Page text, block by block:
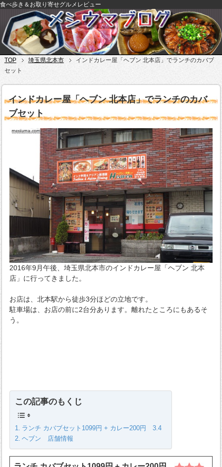
食べ歩き＆お取り寄せグルメレビュー
TOP 埼玉県北本市
インドカレー屋「ヘブン 北本店」でランチのカバブ
セット
インドカレー屋「ヘブン 北本店」でランチのカバ
ブセット
2016年9月午後、埼玉県北本市のインドカレー屋「ヘブン 北本
店」に行ってきました。
お店は、北本駅から徒歩3分ほどの立地です。
駐車場は、お店の前に2台分あります。離れたところにもあるそ
う。
この記事のもくじ
ランチ カバブセット1099円 + カレー200円 3.4
ヘブン 店舗情報